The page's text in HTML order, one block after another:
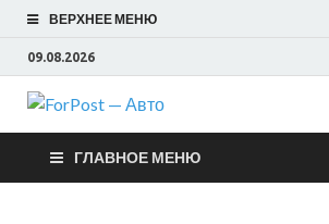
ВЕРХНЕЕ МЕНЮ
09.08.2026
Авто
ГЛАВНОЕ МЕНЮ